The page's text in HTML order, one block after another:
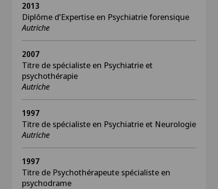
2013
Diplôme d’Expertise en Psychiatrie forensique
Autriche
2007
Titre de spécialiste en Psychiatrie et
psychothérapie
Autriche
1997
Titre de spécialiste en Psychiatrie et Neurologie
Autriche
1997
Titre de Psychothérapeute spécialiste en
psychodrame